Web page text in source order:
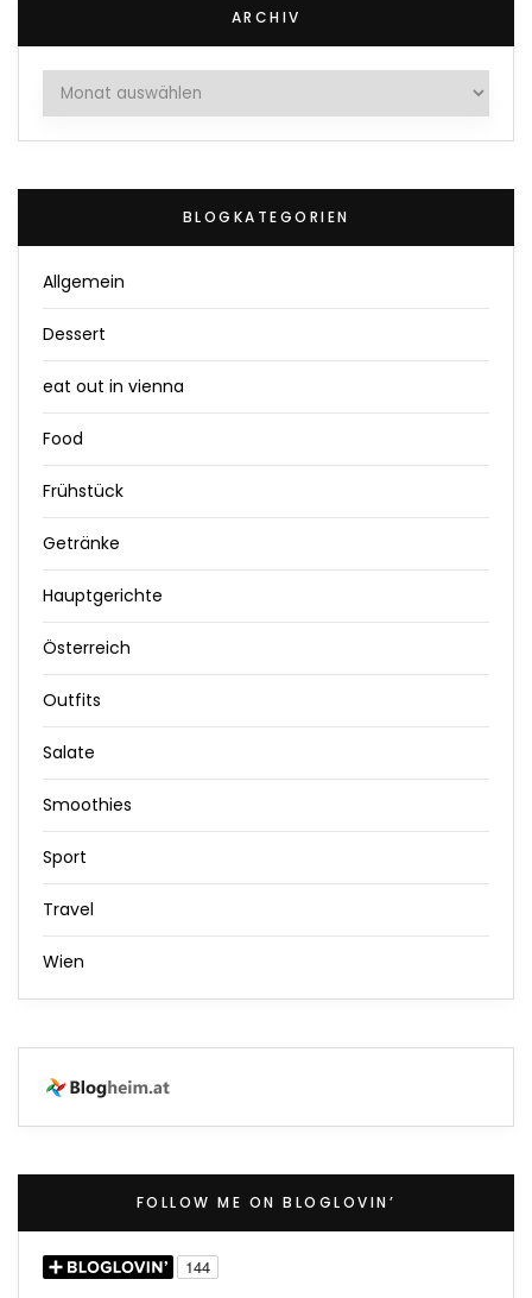
ARCHIV
Archiv
BLOGKATEGORIEN
Allgemein
Dessert
eat out in vienna
Food
Frühstück
Getränke
Hauptgerichte
Österreich
Outfits
Salate
Smoothies
Sport
Travel
Wien
FOLLOW ME ON BLOGLOVIN’